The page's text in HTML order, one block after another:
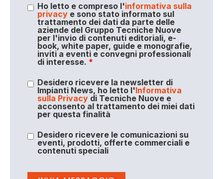
Ho letto e compreso l'informativa sulla
privacye sono stato informato sul
trattamento dei dati da parte delle
aziende del Gruppo Tecniche Nuove
per l'invio di contenuti editoriali, e-
book, white paper, guide e monografie,
inviti a eventi e convegni professionali
di interesse. *
Desidero ricevere la newsletter di
Impianti News, ho letto l'Informativa
sulla Privacydi Tecniche Nuove e
acconsento al trattamento dei miei dati
per questa finalità
Desidero ricevere le comunicazioni su
eventi, prodotti, offerte commerciali e
contenuti speciali